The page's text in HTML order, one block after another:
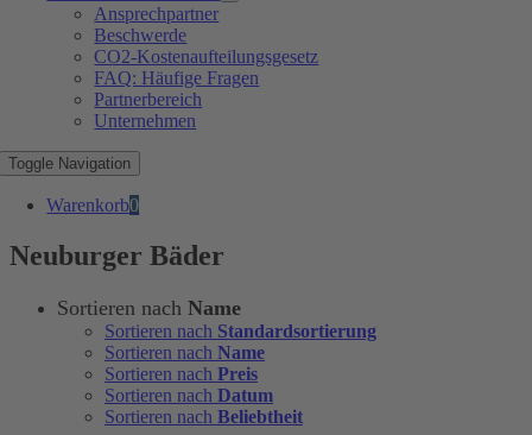
Ansprechpartner
Beschwerde
CO2-Kostenaufteilungsgesetz
FAQ: Häufige Fragen
Partnerbereich
Unternehmen
Toggle Navigation
Warenkorb0
Neuburger Bäder
Sortieren nach Name
Sortieren nach Standardsortierung
Sortieren nach Name
Sortieren nach Preis
Sortieren nach Datum
Sortieren nach Beliebtheit